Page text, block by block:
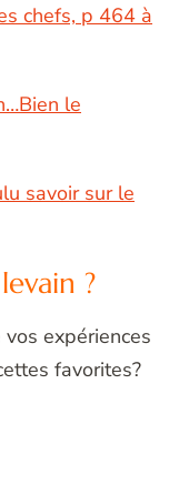
chefs, p 464 à
le
savoir sur le
?
expériences
favorites?